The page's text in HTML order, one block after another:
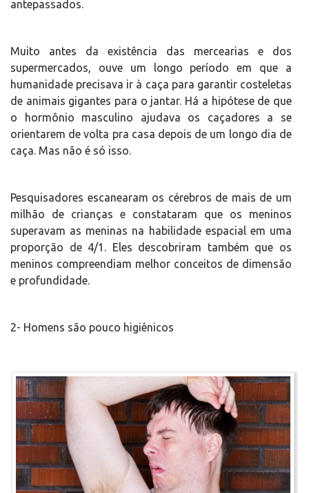
antepassados.
Muito antes da existência das mercearias e dos
supermercados, ouve um longo período em que a
humanidade precisava ir à caça para garantir costeletas
de animais gigantes para o jantar. Há a hipótese de que
o hormônio masculino ajudava os caçadores a se
orientarem de volta pra casa depois de um longo dia de
caça. Mas não é só isso.
Pesquisadores escanearam os cérebros de mais de um
milhão de crianças e constataram que os meninos
superavam as meninas na habilidade espacial em uma
proporção de 4/1. Eles descobriram também que os
meninos compreendiam melhor conceitos de dimensão
e profundidade.
2- Homens são pouco higiênicos